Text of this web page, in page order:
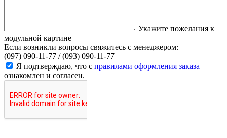
Укажите пожелания к
модульной картине
Если возникли вопросы свяжитесь с менеджером:
(097) 090-11-77 /(093) 090-11-77
Я подтверждаю, что с правилами оформления заказа
ознакомлен и согласен.